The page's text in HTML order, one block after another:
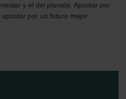
y el del planeta. Apostar por
por un futuro mejor.